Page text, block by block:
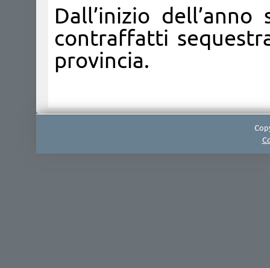
Dall’inizio
contraffatti
provincia.